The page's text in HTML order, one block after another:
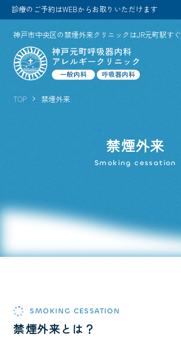
診療のご予約はWEBからお取りいただけます
神戸市中央区の禁煙外来クリニックはJR元町駅すぐ
TOP 禁煙外来
禁煙外来
Smoking cessation
SMOKING CESSATION
禁煙外来とは？